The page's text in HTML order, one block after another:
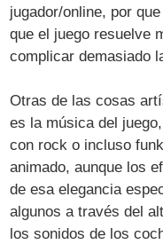
jugador/online, por
que el juego resuelve
complicar demasiado
Otras de las cosas
es la música del
con rock o incluso
animado, aunque los
de esa elegancia
algunos a través del
los sonidos de los